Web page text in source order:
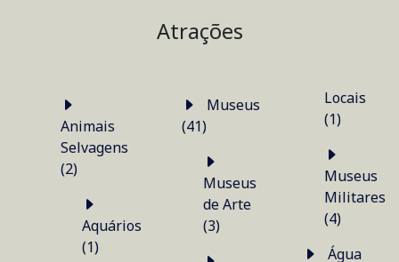
Atrações
Animais
Selvagens
(2)
Aquários
(1)
(41)
Museus
de Arte
(3)
Locais
(1)
Museus
Militares
(4)